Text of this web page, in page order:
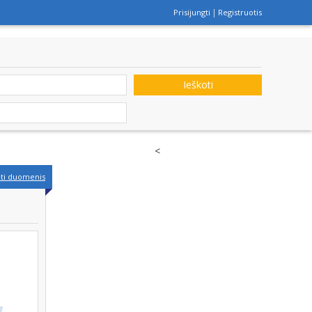
Prisijungti Registruotis
Ieškoti
duomenis
<